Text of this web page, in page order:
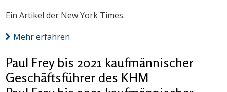
Ein Artikel der New York Times.
Mehr erfahren
Paul Frey bis 2021 kaufmännischer
Geschäftsführer des KHM